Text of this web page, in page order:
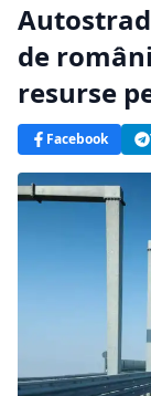
de
resurse
Facebook